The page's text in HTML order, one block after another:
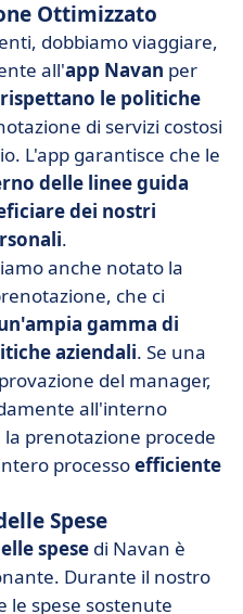
Ottimizzato
dobbiamo viaggiare,
all'app Navan per
rispettano le politiche
di servizi costosi
L'app garantisce che le
delle linee guida
dei nostri
.
anche notato la
che ci
gamma di
aziendali. Se una
del manager,
all'interno
prenotazione procede
processoefficiente
Spese
spese di Navan è
Durante il nostro
le spese sostenute